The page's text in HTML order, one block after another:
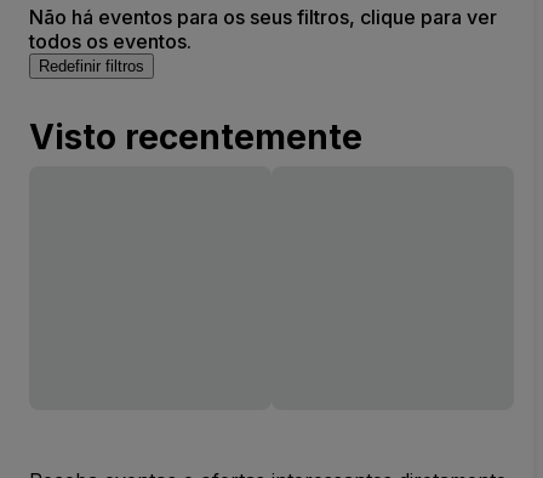
Não há eventos para os seus filtros, clique para ver
todos os eventos.
Redefinir filtros
Visto recentemente